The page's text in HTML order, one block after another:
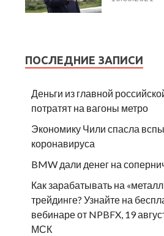
ПОСЛЕДНИЕ ЗАПИСИ
Деньги из главной
потратят на вагоны метро
Экономику Чили спасла
коронавируса
BMW дали денег на
Как зарабатывать на
трейдинге? Узнайте на
вебинаре от NPBFX, 19
МСК